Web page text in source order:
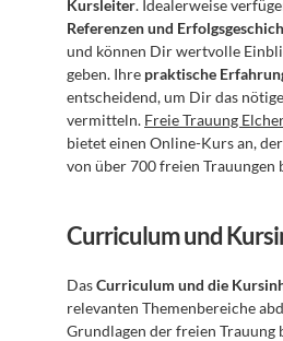
Kursleiter
Referenzen und
und können Dir wertvolle
geben. Ihre praktische
entscheidend, um Dir das
vermitteln. Freie Trauung
bietet einen Online-Kurs an,
von über 700 freien Trauungen
Curriculum und
Das Curriculum und die
relevanten Themenbereiche
Grundlagen der freien Trauung